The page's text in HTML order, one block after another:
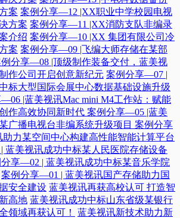
案 案例分享—12 |XX职业中学校园电视
方案 案例分享—11 |XX消防支队非编录
介绍 案例分享—10 |XX 集团有限公司冷
案 案例分享—09 |飞编大师存储在某部
分享—08 |顶级制作装备交付，蓝美视
作公司开启创意新纪元 案例分享—07 |
标大型国际会展中心数据基础设施升级
|蓝美视讯Mac mini M4工作站：赋能
作高效协同新时代​ 案例分享—05 |蓝美
广播电视台非编系统升级项目​ 案例分享
力某空间中心构建高性能智能计算平台​
蓝美视讯成功中标某人民医院存储设备
享—02 | 蓝美视讯成功中标某音乐学院
案例分享—01 | 蓝美视讯国产存储助力国
安全建设 蓝美视讯再获高校认可 打造智
高地 蓝美视讯成功中标山东省级某银行
领域再获认可！
蓝美视讯新技术助力新